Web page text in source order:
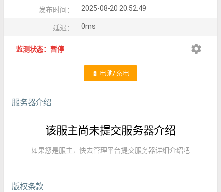
发布时间： 2025-08-20 20:52:49
延迟： 0ms
监测状态：暂停 settings
battery_charging_full 电池/充电
服务器介绍
该服主尚未提交服务器介绍
如果您是服主，快去管理平台提交服务器详细介绍吧
版权条款